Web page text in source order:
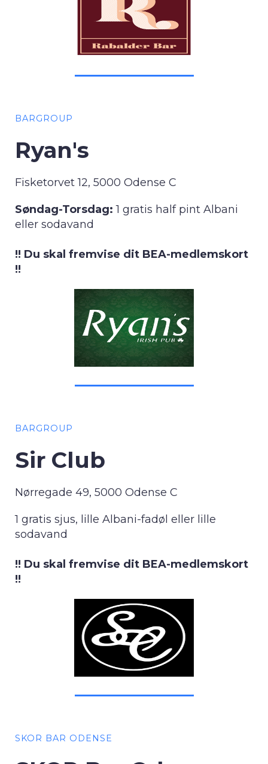
BARGROUP
Ryan's
Fisketorvet 12, 5000 Odense C
Søndag-Torsdag:1 gratis half pint Albani
eller sodavand
!! Du skal fremvise dit BEA-medlemskort
!!
BARGROUP
Sir Club
Nørregade 49, 5000 Odense C
1 gratis sjus, lille Albani-fadøl eller lille
sodavand
!! Du skal fremvise dit BEA-medlemskort
!!
SKOR BAR ODENSE